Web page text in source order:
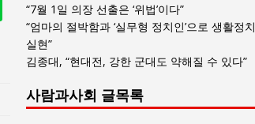
“7월 1일 의장 선출은 ‘위법’이다”
“엄마의 절박함과 ‘실무형 정치인’으로 생활정치
실현”
김종대, “현대전, 강한 군대도 약해질 수 있다”
사람과사회 글목록